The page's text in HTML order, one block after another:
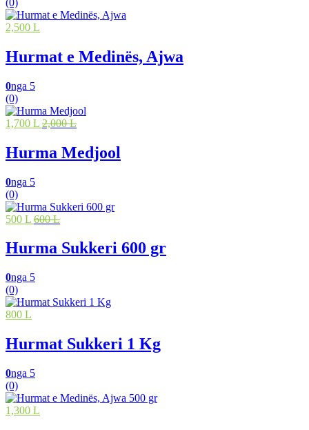
(0)
2,500 L
Hurmat e Medinës, Ajwa
0nga 5
(0)
1,700 L 2,000 L
Hurma Medjool
0nga 5
(0)
500 L 600 L
Hurma Sukkeri 600 gr
0nga 5
(0)
800 L
Hurmat Sukkeri 1 Kg
0nga 5
(0)
1,300 L